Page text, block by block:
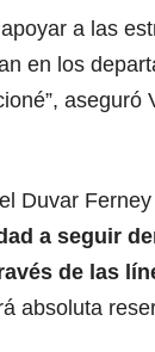
a las
en los
aseguró
Duvar
a seguir
de las
absoluta